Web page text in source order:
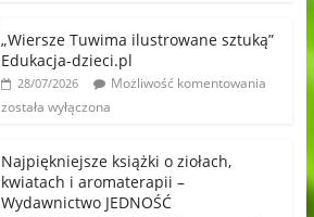
„Wiersze Tuwima ilustrowane sztuką”
Edukacja-dzieci.pl
28/07/2026
Możliwość komentowania
została wyłączona
Najpiękniejsze książki o ziołach,
kwiatach i aromaterapii –
Wydawnictwo JEDNOŚĆ